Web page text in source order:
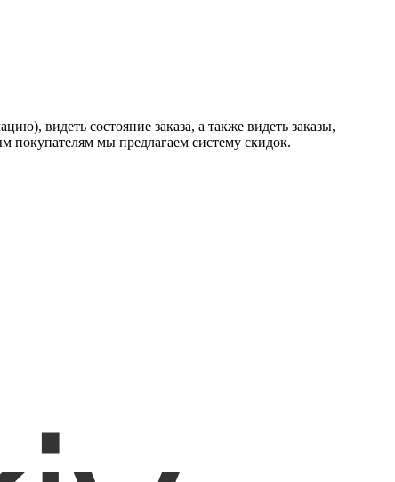
видеть состояние заказа, а также видеть заказы,
покупателям мы предлагаем систему скидок.